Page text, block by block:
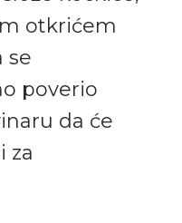
otkrićem
se
poverio
da će
za